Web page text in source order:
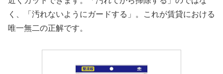
く、「汚れないようにガードする」。これが賃貸における
唯一無二の正解です。